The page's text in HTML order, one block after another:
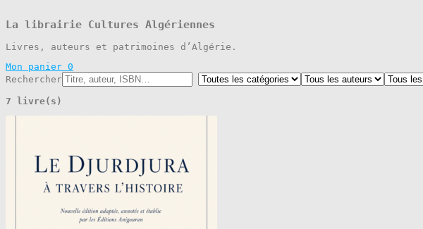
La librairie Cultures Algériennes
Livres, auteurs et patrimoines d’Algérie.
Mon panier 0
Rechercher
7 livre(s)